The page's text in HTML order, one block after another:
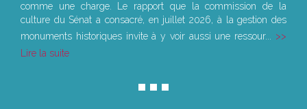
comme une charge. Le rapport que la commission de la
culture du Sénat a consacré, en juillet 2026, à la gestion des
monuments historiques invite à y voir aussi une ressour...
Lire la suite